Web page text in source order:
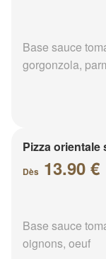
Base sauce
gorgonzola,
Pizza orientale
Dès 13.90 €
Base sauce
oignons, oeuf